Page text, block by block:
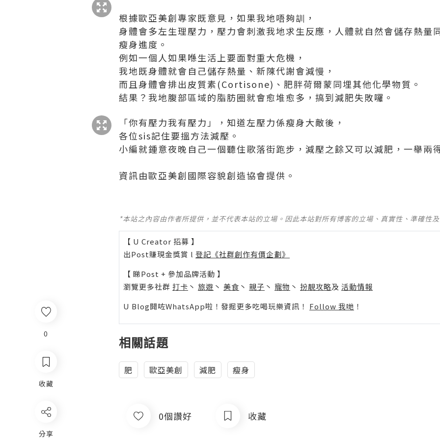
0
收藏
分享
根據歐亞美創專家既意見，如果我地唔夠訓，
身體會多左生理壓力，壓力會刺激我地求生反應，人體就自然會儲存熱量
瘦身進度。
例如一個人如果喺生活上要面對重大危機，
我地既身體就會自己儲存熱量、新陳代謝會減慢，
而且身體會排出皮質素(Cortisone)、肥胖荷爾蒙同埋其他化學物質。
結果？我地腹部區域的脂肪圈就會愈堆愈多，搞到減肥失敗囉。
「你有壓力我有壓力」，知道左壓力係瘦身大敵後，
各位sis記住要搵方法減壓。
小編就鍾意夜晚自己一個聽住歌落街跑步，減壓之餘又可以減肥，一舉兩
資訊由歐亞美創國際容貌創造協會提供。
*本站之內容由作者所提供，並不代表本站的立場。因此本站對所有博客的立場、真實性、準確性
【 U Creator 招募 】
出Post賺現金獎賞 l 登記《社群創作有價企劃》
【 睇Post + 參加品牌活動 】
瀏覽更多社群 打卡 丶 旅遊 丶 美食 丶 親子 丶 寵物 丶 扮靚攻略及 活動情報
U Blog開咗WhatsApp啦！發掘更多吃喝玩樂資訊！ Follow 我哋 ！
相關話題
肥 歐亞美創 減肥 瘦身
0個讚好 收藏